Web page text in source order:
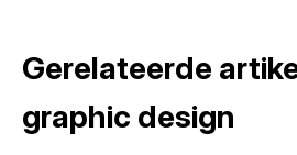
Gerelateerde
graphic design